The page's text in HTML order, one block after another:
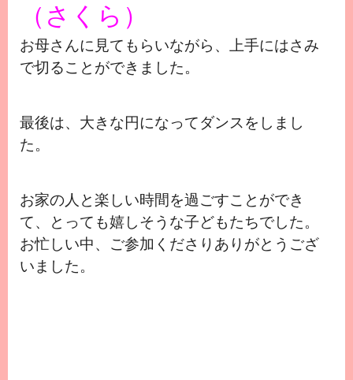
（さくら）
お母さんに見てもらいながら、上手にはさみ
で切ることができました。
最後は、大きな円になってダンスをしまし
た。
お家の人と楽しい時間を過ごすことができ
て、とっても嬉しそうな子どもたちでした。
お忙しい中、ご参加くださりありがとうござ
いました。